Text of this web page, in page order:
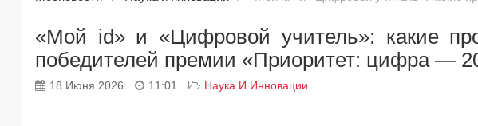
«Мой id» и «Цифровой учитель»: какие
победителей премии «Приоритет: цифра —
18 Июня 2026 11:01 Наука И Инновации